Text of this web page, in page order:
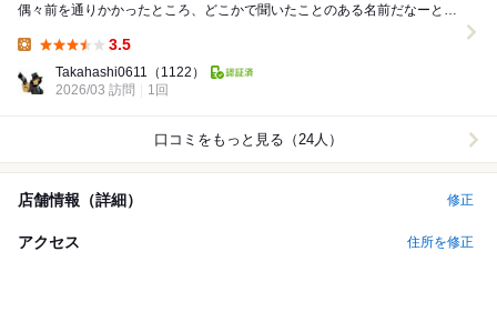
偶々前を通りかかったところ、どこかで聞いたことのある名前だなーと思
3.5
Takahashi0611 （1122）
2026/03 訪問
1回
口コミをもっと見る（24人）
店舗情報（詳細） 修正
アクセス 住所を修正